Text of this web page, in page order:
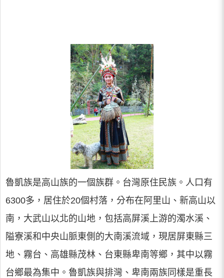
魯凱族是高山族的一個族群。台灣原住民族。人口有
6300多，居住於20個村落，分布在阿里山、新高山以
南，大武山以北的山地，包括高屏溪上游的濁水溪、
隘寮溪和中央山脈東側的大南溪流域，現居屏東縣三
地、霧台、高雄縣茂林、台東縣卑南等鄉，其中以霧
台鄉最為集中。魯凱族與排灣、卑南兩族同樣是重長